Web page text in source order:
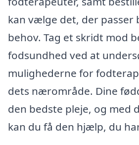
kan vælge det, der passer
behov. Tag et skridt mod
fodsundhed ved at
mulighederne for
dets nærområde. Dine
den bedste pleje, og med
kan du få den hjælp, du